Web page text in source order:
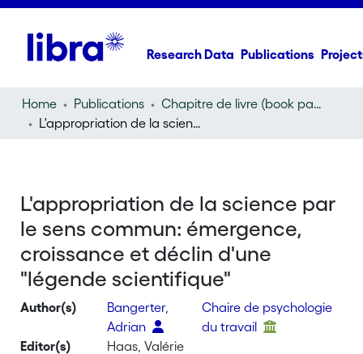
Research Data Publications
Home Publications
Chapitre de livre (book part)
L'appropriation de la science par le sens commun: émergence, croissance et déclin d'une "légende scientifique"
L'appropriation de la science par
le sens commun: émergence,
croissance et déclin d'une
"légende scientifique"
Author(s)
Bangerter,
Adrian
Chaire de psychologie
du travail
Editor(s)
Haas, Valérie